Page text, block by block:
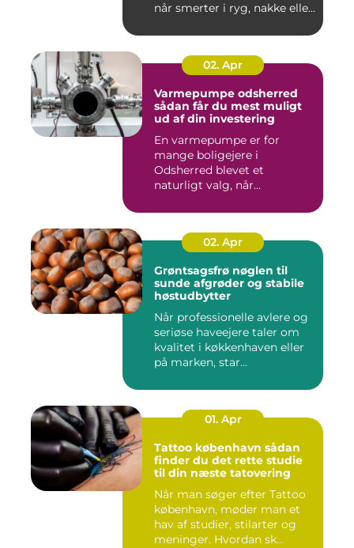
når smerter i ryg, nakke elle...
02. Apr
Varmepumpe odsherred
sådan får du mest muligt
ud af din investering
En varmepumpe er for
mange boligejere i
Odsherred blevet et
naturligt valg, når
02. Apr
Grøntsagsfrø nøglen til
sunde afgrøder og stabile
høstudbytter
Når professionelle avlere og
seriøse haveejere taler om
kvalitet i køkkenhaven eller
på marken, star...
01. Apr
Tattoo københavn sådan
finder du det rette studie
til din næste tatovering
Når man søger efter Tattoo
københavn, møder man et
hav af studier, stilarter og
meninger. Hvordan sk...